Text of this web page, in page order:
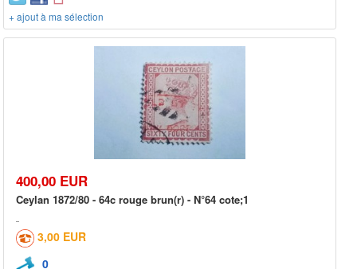
+ ajout à ma sélection
400,00 EUR
Ceylan 1872/80 - 64c rouge brun(r) - N°64 cote;1
3,00 EUR
0